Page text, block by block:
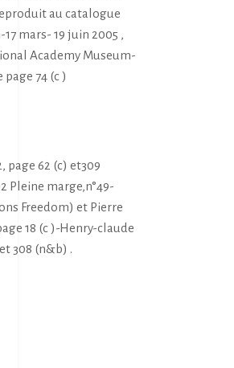
au catalogue
mars- 19 juin 2005 ,
Academy Museum-
74 (c )
page 62 (c) et309
Pleine marge,n°49-
Freedom) et Pierre
18 (c )-Henry-claude
308 (n&b) .